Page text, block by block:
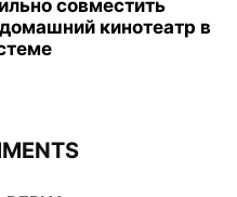
совместить
кинотеатр в